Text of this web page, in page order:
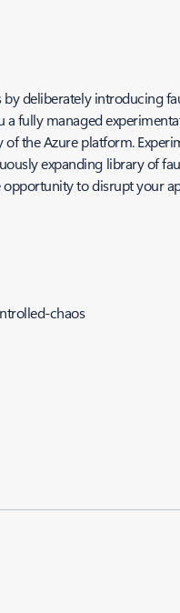
deliberately introducing
fully managed
the Azure platform.
expanding library of
to disrupt your
chaos